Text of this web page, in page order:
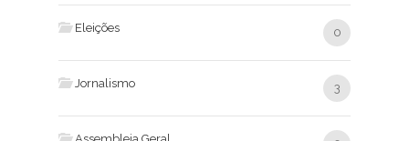
Eleições 0
Jornalismo 3